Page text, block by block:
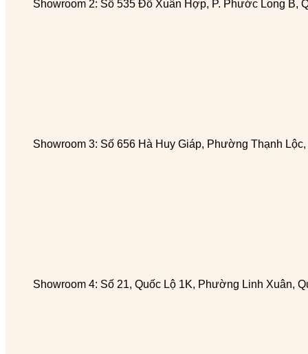
Showroom 2: Số 535 Đỗ Xuân Hợp, P. Phước Long B,
Showroom 3: Số 656 Hà Huy Giáp, Phường Thạnh Lộc,
Showroom 4: Số 21, Quốc Lộ 1K, Phường Linh Xuân,